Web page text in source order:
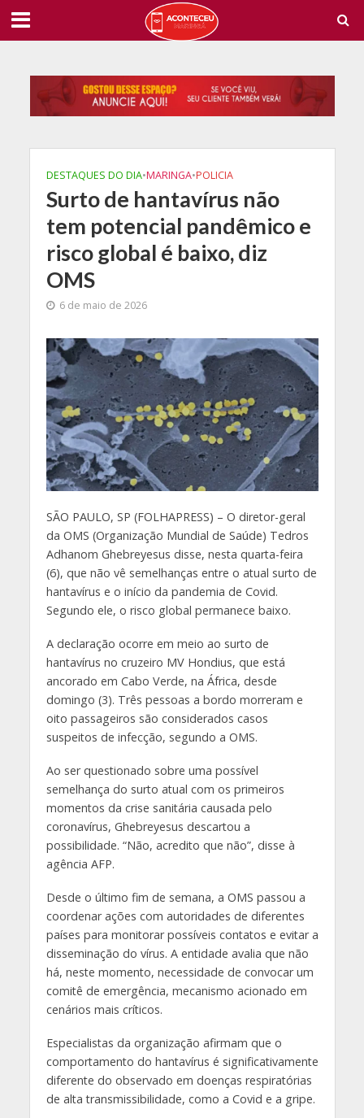
DESTAQUES DO DIA•MARINGA•POLICIA
Surto de hantavírus não
tem potencial pandêmico e
risco global é baixo, diz
OMS
6 de maio de 2026
SÃO PAULO, SP (FOLHAPRESS) – O diretor-geral
da OMS (Organização Mundial de Saúde) Tedros
Adhanom Ghebreyesus disse, nesta quarta-feira
(6), que não vê semelhanças entre o atual surto de
hantavírus e o início da pandemia de Covid.
Segundo ele, o risco global permanece baixo.
A declaração ocorre em meio ao surto de
hantavírus no cruzeiro MV Hondius, que está
ancorado em Cabo Verde, na África, desde
domingo (3). Três pessoas a bordo morreram e
oito passageiros são considerados casos
suspeitos de infecção, segundo a OMS.
Ao ser questionado sobre uma possível
semelhança do surto atual com os primeiros
momentos da crise sanitária causada pelo
coronavírus, Ghebreyesus descartou a
possibilidade. “Não, acredito que não”, disse à
agência AFP.
Desde o último fim de semana, a OMS passou a
coordenar ações com autoridades de diferentes
países para monitorar possíveis contatos e evitar a
disseminação do vírus. A entidade avalia que não
há, neste momento, necessidade de convocar um
comitê de emergência, mecanismo acionado em
cenários mais críticos.
Especialistas da organização afirmam que o
comportamento do hantavírus é significativamente
diferente do observado em doenças respiratórias
de alta transmissibilidade, como a Covid e a gripe.